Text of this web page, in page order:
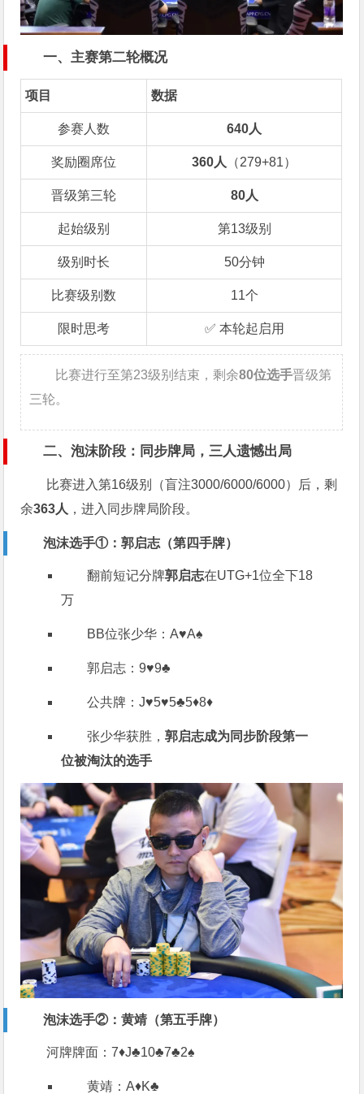
一、主赛第二轮概况
项目 数据
参赛人数 640人
奖励圈席位 360人 （279+81）
晋级第三轮 80人
起始级别 第13级别
级别时长 50分钟
比赛级别数 11个
限时思考 ✅ 本轮起启用
比赛进行至第23级别结束，剩余80位选手晋级第
三轮。
二、泡沫阶段：同步牌局，三人遗憾出局
比赛进入第16级别（盲注3000/6000/6000）后，剩
余363人 ，进入同步牌局阶段。
泡沫选手①：郭启志（第四手牌）
翻前短记分牌郭启志在UTG+1位全下18
万
BB位张少华：A♥️A♠️
郭启志：9♥️9♣️
公共牌：J♥️5♥️5♣️5♦️8♦️
张少华获胜，郭启志成为同步阶段第一
位被淘汰的选手
泡沫选手②：黄靖（第五手牌）
河牌牌面：7♦️J♣️10♣️7♣️2♠️
黄靖：A♦️K♣️